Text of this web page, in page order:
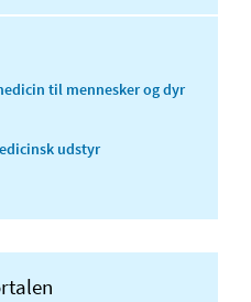
til mennesker og dyr
udstyr